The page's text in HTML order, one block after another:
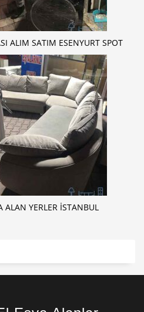
ALIM SATIM ESENYURT SPOT
ALAN YERLER ISTANBUL